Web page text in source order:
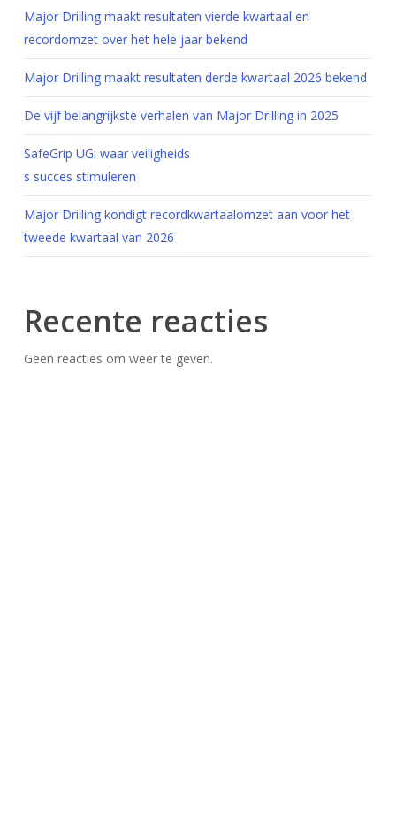
Major Drilling maakt resultaten vierde kwartaal en
recordomzet over het hele jaar bekend
Major Drilling maakt resultaten derde kwartaal 2026 bekend
De vijf belangrijkste verhalen van Major Drilling in 2025
SafeGrip UG: waar veiligheids
s succes stimuleren
Major Drilling kondigt recordkwartaalomzet aan voor het
tweede kwartaal van 2026
Recente reacties
Geen reacties om weer te geven.